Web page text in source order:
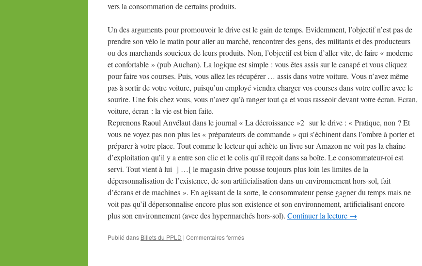
vers la consommation de certains produits.
Un des arguments pour promouvoir le drive est le gain de temps. Evidemment, l’objectif n’est pas de
prendre son vélo le matin pour aller au marché, rencontrer des gens, des militants et des producteurs
ou des marchands soucieux de leurs produits. Non, l’objectif est bien d’aller vite, de faire « moderne
et confortable » (pub Auchan). La logique est simple : vous êtes assis sur le canapé et vous cliquez
pour faire vos courses. Puis, vous allez les récupérer … assis dans votre voiture. Vous n’avez même
pas à sortir de votre voiture, puisqu’un employé viendra charger vos courses dans votre coffre avec le
sourire. Une fois chez vous, vous n’avez qu’à ranger tout ça et vous rasseoir devant votre écran. Ecran,
voiture, écran : la vie est bien faite.
Reprenons Raoul Anvélaut dans le journal « La décroissance »2 sur le drive : « Pratique, non ? Et
vous ne voyez pas non plus les « préparateurs de commande » qui s’échinent dans l’ombre à porter et
préparer à votre place. Tout comme le lecteur qui achète un livre sur Amazon ne voit pas la chaîne
d’exploitation qu’il y a entre son clic et le colis qu’il reçoit dans sa boîte. Le consommateur-roi est
servi. Tout vient à lui ] …[ le magasin drive pousse toujours plus loin les limites de la
dépersonnalisation de l’existence, de son artificialisation dans un environnement hors-sol, fait
d’écrans et de machines ». En agissant de la sorte, le consommateur pense gagner du temps mais ne
voit pas qu’il dépersonnalise encore plus son existence et son environnement, artificialisant encore
plus son environnement (avec des hypermarchés hors-sol). Continuer la lecture →
Publié dans Billets du PPLD | Commentaires ferméssur